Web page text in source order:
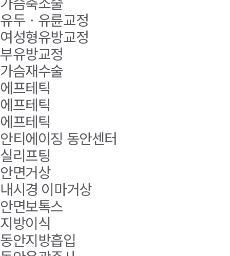
유두ㆍ유륜교정
여성형유방교정
부유방교정
가슴재수술
에프테틱
에프테틱
에프테틱
안티에이징 동안센터
실리프팅
안면거상
내시경 이마거상
안면보톡스
지방이식
동안지방흡입